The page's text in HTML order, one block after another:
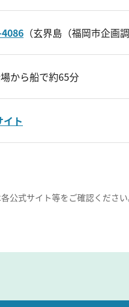
（玄界島（福岡市企画
から船で約65分
イト
公式サイト等をご確認ください